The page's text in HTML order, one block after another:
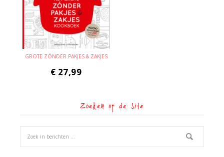
GROTE ZÓNDER PAKJES & ZAKJES
€ 27,99
Zoeken op de site